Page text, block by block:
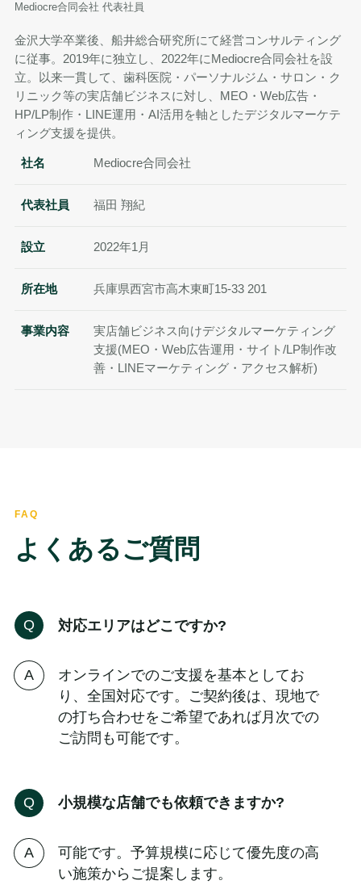
Mediocre合同会社 代表社員
金沢大学卒業後、船井総合研究所にて経営コンサルティング
に従事。2019年に独立し、2022年にMediocre合同会社を設
立。以来一貫して、歯科医院・パーソナルジム・サロン・ク
リニック等の実店舗ビジネスに対し、MEO・Web広告・
HP/LP制作・LINE運用・AI活用を軸としたデジタルマーケテ
ィング支援を提供。
社名 Mediocre合同会社
代表社員 福田 翔紀
設立 2022年1月
所在地 兵庫県西宮市高木東町15-33 201
事業内容
実店舗ビジネス向けデジタルマーケティング
支援(MEO・Web広告運用・サイト/LP制作改
善・LINEマーケティング・アクセス解析)
FAQ
よくあるご質問
対応エリアはどこですか?
オンラインでのご支援を基本としてお
り、全国対応です。ご契約後は、現地で
の打ち合わせをご希望であれば月次での
ご訪問も可能です。
小規模な店舗でも依頼できますか?
可能です。予算規模に応じて優先度の高
い施策からご提案します。